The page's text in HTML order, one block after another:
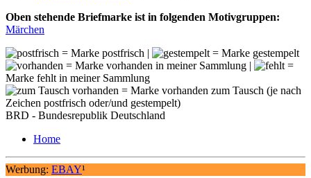
Oben stehende Briefmarke ist in folgenden Motivgruppen:
Märchen
= Marke postfrisch |
= Marke gestempelt
= Marke vorhanden in meiner Sammlung |
=
Marke fehlt in meiner Sammlung
= Marke vorhanden zum Tausch (je nach
Zeichen postfrisch oder/und gestempelt)
BRD - Bundesrepublik Deutschland
Home
Werbung: EBAY¹